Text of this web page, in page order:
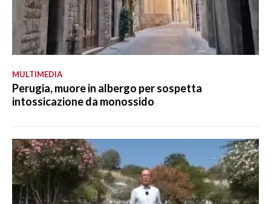
MULTIMEDIA
Perugia, muore in albergo per sospetta
intossicazione da monossido